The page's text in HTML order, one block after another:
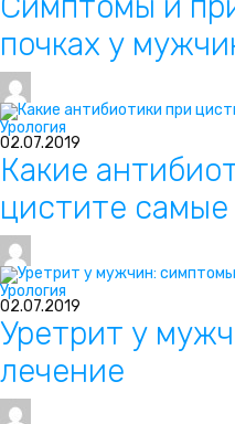
почках у
Урология
02.07.2019
Какие
цистите
Урология
02.07.2019
Уретрит у
лечение